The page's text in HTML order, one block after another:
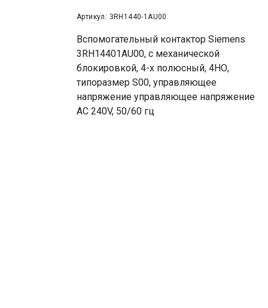
Артикул: 3RH1440-1AU00
Вспомогательный контактор Siemens
3RH14401AU00, с механической
блокировкой, 4-х полюсный, 4НО,
типоразмер S00, управляющее
напряжение управляющее напряжение
AC 240V, 50/60 гц